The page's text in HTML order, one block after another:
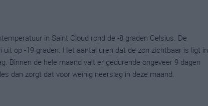
in Saint Cloud rond de -8 graden Celsius. De
op -19 graden. Het aantal uren dat de zon zichtbaar is ligt in
Binnen de hele maand valt er gedurende ongeveer 9 dagen
dan zorgt dat voor weinig neerslag in deze maand.